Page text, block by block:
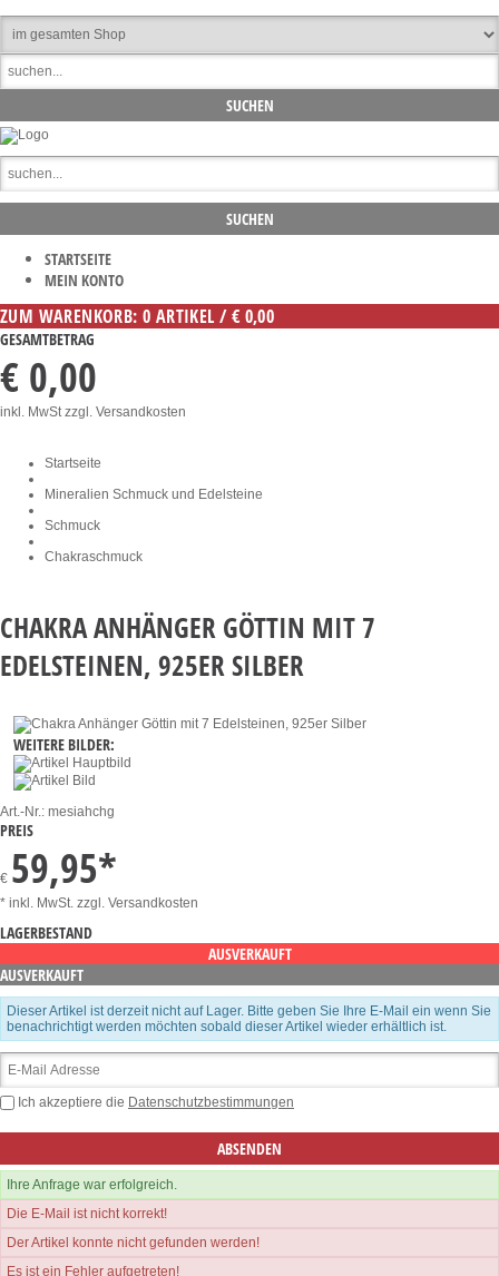
STARTSEITE
MEIN KONTO
ZUM WARENKORB: 0 ARTIKEL / € 0,00
GESAMTBETRAG
€ 0,00
inkl. MwStzzgl. Versandkosten
Startseite
Mineralien Schmuck und Edelsteine
Schmuck
Chakraschmuck
CHAKRA ANHÄNGER GÖTTIN MIT 7
EDELSTEINEN, 925ER SILBER
WEITERE BILDER:
Art.-Nr.: mesiahchg
PREIS
€ 59,95*
* inkl. MwSt. zzgl. Versandkosten
LAGERBESTAND
AUSVERKAUFT
AUSVERKAUFT
Dieser Artikel ist derzeit nicht auf Lager. Bitte geben Sie Ihre E-Mail ein wenn Sie
benachrichtigt werden möchten sobald dieser Artikel wieder erhältlich ist.
Ich akzeptiere die Datenschutzbestimmungen
Ihre Anfrage war erfolgreich.
Die E-Mail ist nicht korrekt!
Der Artikel konnte nicht gefunden werden!
Es ist ein Fehler aufgetreten!